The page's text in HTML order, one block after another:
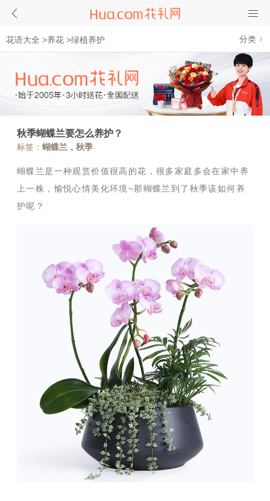
花语大全 >养花 >绿植养护 分类
秋季蝴蝶兰要怎么养护？
标签： 蝴蝶兰，秋季
蝴蝶兰是一种观赏价值很高的花，很多家庭多会在家中养
上一株，愉悦心情美化环境~那蝴蝶兰到了秋季该如何养
护呢？